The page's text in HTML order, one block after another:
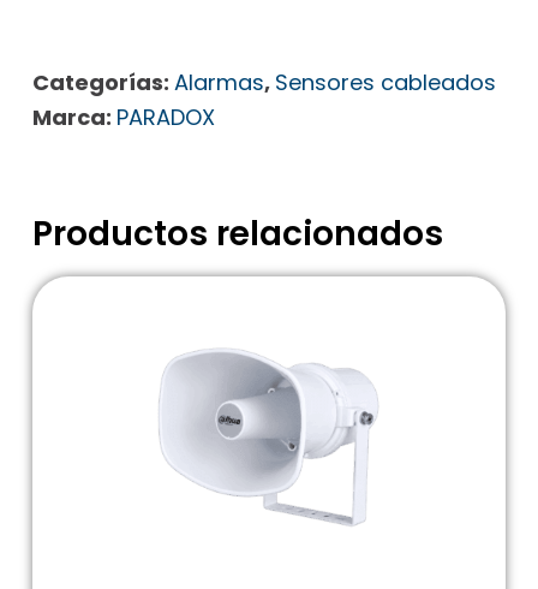
Categorías: Alarmas, Sensores cableados
Marca: PARADOX
Productos relacionados